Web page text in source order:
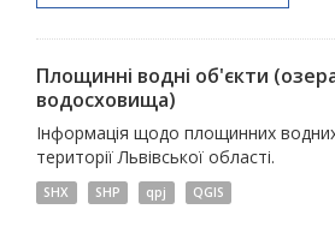
Площинні водні об'єкти
водосховища)
Інформація щодо площинних
території Львівської області.
SHX SHP qpj QGIS